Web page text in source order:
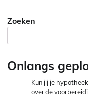
Zoeken
Onlangs
Kun jij je
over de